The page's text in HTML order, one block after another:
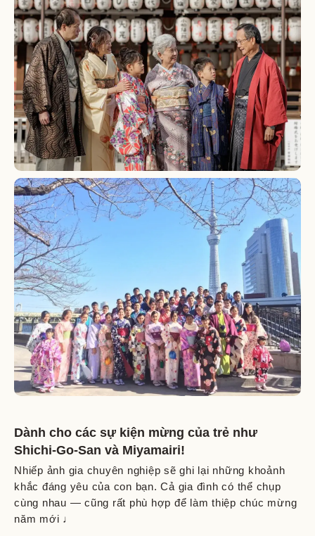
Dành cho các sự kiện mừng của trẻ như
Shichi-Go-San và Miyamairi!
Nhiếp ảnh gia chuyên nghiệp sẽ ghi lại những khoảnh
khắc đáng yêu của con bạn. Cả gia đình có thể chụp
cùng nhau — cũng rất phù hợp để làm thiệp chúc mừng
năm mới ♩